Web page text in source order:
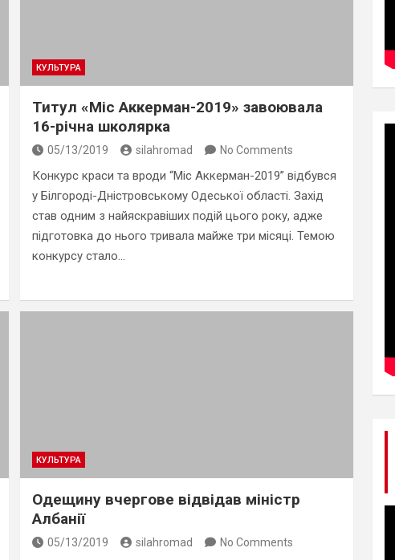
КУЛЬТУРА
Титул «Міс Аккерман-2019» завоювала
16-річна школярка
05/13/2019 silahromad No Comments
Конкурс краси та вроди “Міс Аккерман-2019” відбувся
у Білгороді-Дністровському Одеської області. Захід
став одним з найяскравіших подій цього року, адже
підготовка до нього тривала майже три місяці. Темою
конкурсу стало…
КУЛЬТУРА
Одещину вчергове відвідав міністр
Албанії
05/13/2019 silahromad No Comments